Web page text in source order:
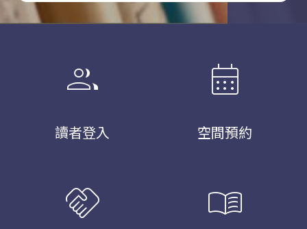
group
讀者登入
calendar_month
空間預約
handshake menu_book